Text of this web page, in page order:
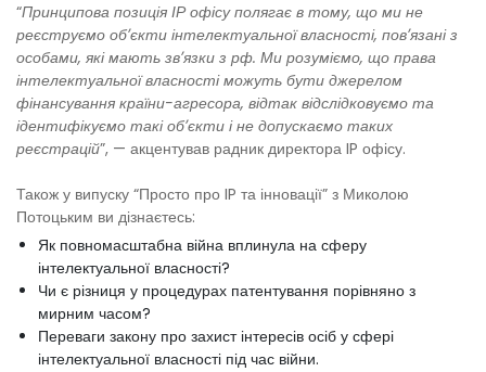
“Принципова позиція ІР офісу полягає в тому, що ми не
реєструємо обʼєкти інтелектуальної власності, повʼязані з
особами, які мають звʼязки з рф. Ми розуміємо, що права
інтелектуальної власності можуть бути джерелом
фінансування країни-агресора, відтак відслідковуємо та
ідентифікуємо такі обʼєкти і не допускаємо таких
реєстрацій”, — акцентував радник директора IP офісу.
Також у випуску “Просто про IP та інновації” з Миколою
Потоцьким ви дізнаєтесь:
Як повномасштабна війна вплинула на сферу
інтелектуальної власності?
Чи є різниця у процедурах патентування порівняно з
мирним часом?
Переваги закону про захист інтересів осіб у сфері
інтелектуальної власності під час війни.